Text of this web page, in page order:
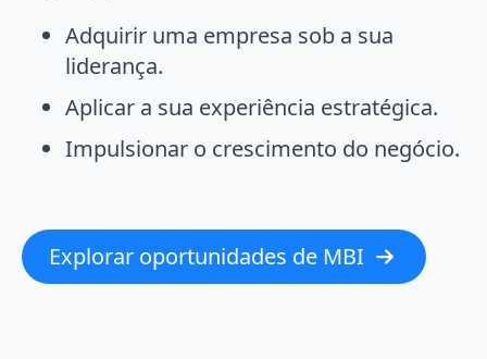
Adquirir uma empresa sob a sua
liderança.
Aplicar a sua experiência estratégica.
Impulsionar o crescimento do negócio.
Explorar oportunidades de MBI